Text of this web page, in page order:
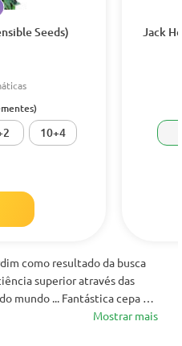
Seeds)
10+4
Jack
como resultado da busca
superior através das
mundo ... Fantástica cepa de
entre uma
e minha base para
Mostrar mais